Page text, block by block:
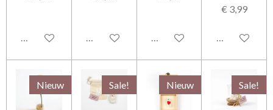
In winkelwagen In winkelwagen In winkelwagen
€ 3,99
In
Nieuw Sale! Nieuw Sale!